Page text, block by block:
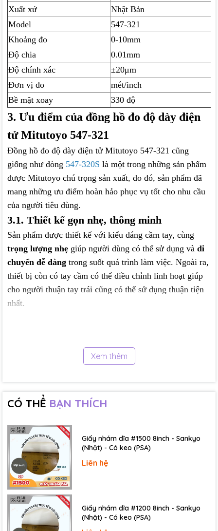
Xuất xứ
Nhật Bản
Model
547-321
Khoảng đo
0-10mm
Độ chia
0.01mm
Độ chính xác
±20μm
Đơn vị đo
mét/inch
Bề mặt xoay
330 độ
3. Ưu điểm của đồng hồ đo độ dày điện
tử Mitutoyo 547-321
Đồng hồ đo độ dày điện tử Mitutoyo 547-321 cũng
giống như dòng 547-320S là một trong những sản phẩm
được Mitutoyo chú trọng sản xuất, do đó, sản phẩm đã
mang những ưu điểm hoàn hảo phục vụ tốt cho nhu cầu
của người tiêu dùng.
3.1. Thiết kế gọn nhẹ, thông minh
Sản phẩm được thiết kế với kiểu dáng cầm tay, cùng
trọng lượng nhẹ giúp người dùng có thể sử dụng và di
chuyển dễ dàng trong suốt quá trình làm việc. Ngoài ra,
thiết bị còn có tay cầm có thể điều chỉnh linh hoạt giúp
cho người thuận tay trái cũng có thể sử dụng thuận tiện
nhất.
Xem thêm
CÓ THỂ BẠN THÍCH
Giấy nhám dĩa #1500 8inch - Sankyo
(Nhật) - Có keo (PSA)
Liên hệ
Giấy nhám dĩa #1200 8inch - Sankyo
(Nhật) - Có keo (PSA)